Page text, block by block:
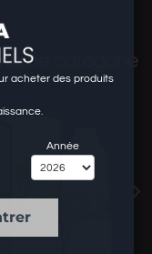
catégorie
acheter des produits
Année